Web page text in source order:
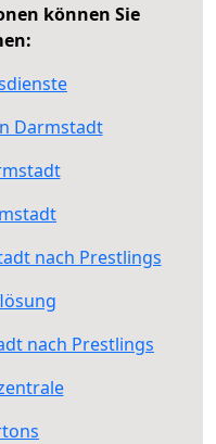
können Sie
Darmstadt
nach Prestlings
nach Prestlings